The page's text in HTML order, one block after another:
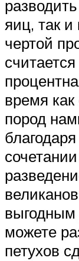
яиц, так
чертой
время как
пород
выгодным
можете
петухов